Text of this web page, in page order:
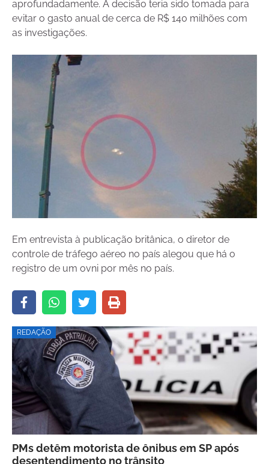
aprofundadamente. A decisão teria sido tomada para
evitar o gasto anual de cerca de R$ 140 milhões com
as investigações.
Em entrevista à publicação britânica, o diretor de
controle de tráfego aéreo no país alegou que há o
registro de um ovni por mês no país.
REDAÇÃO
PMs detêm motorista de ônibus em SP após
desentendimento no trânsito